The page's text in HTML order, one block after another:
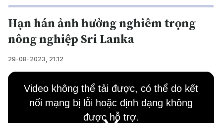
Hạn hán ảnh hưởng nghiêm trọng
nông nghiệp Sri Lanka
29-08-2023, 21:12
This
window.
Video không thể tải được, có thể do kết
nối mạng bị lỗi hoặc định dạng không
được hỗ trợ.